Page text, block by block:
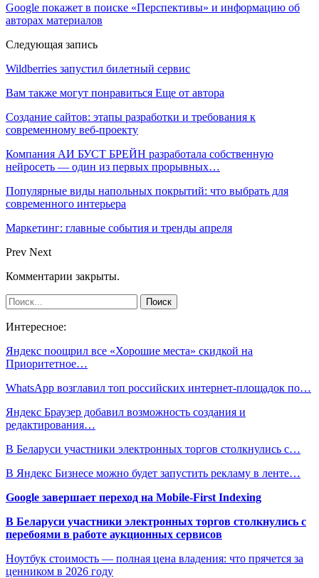
Google покажет в поиске «Перспективы» и информацию об
авторах материалов
Следующая запись
Wildberries запустил билетный сервис
Вам также могут понравиться Еще от автора
Создание сайтов: этапы разработки и требования к
современному веб-проекту
Компания АИ БУСТ БРЕЙН разработала собственную
нейросеть — один из первых прорывных…
Популярные виды напольных покрытий: что выбрать для
современного интерьера
Маркетинг: главные события и тренды апреля
Prev Next
Комментарии закрыты.
Интересное:
Яндекс поощрил все «Хорошие места» скидкой на
Приоритетное…
WhatsApp возглавил топ российских интернет-площадок по…
Яндекс Браузер добавил возможность создания и
редактирования…
В Беларуси участники электронных торгов столкнулись с…
В Яндекс Бизнесе можно будет запустить рекламу в ленте…
Google завершает переход на Mobile-First Indexing
В Беларуси участники электронных торгов столкнулись с
перебоями в работе аукционных сервисов
Ноутбук стоимость — полная цена владения: что прячется за
ценником в 2026 году